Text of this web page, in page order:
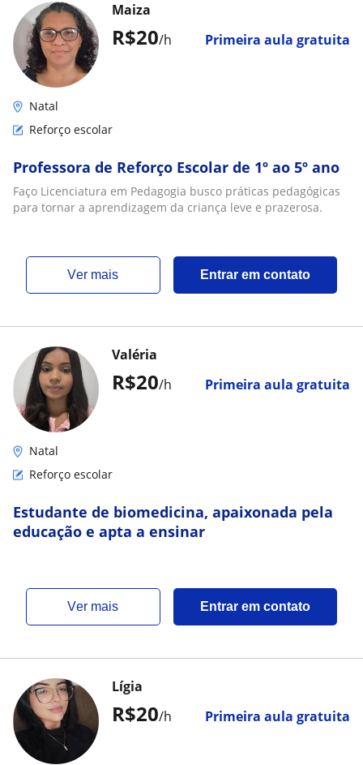
R$20/h Primeira aula gratuita
Maiza
Natal
Reforço escolar
Professora de Reforço Escolar de 1º ao 5º ano
Faço Licenciatura em Pedagogia busco práticas pedagógicas
para tornar a aprendizagem da criança leve e prazerosa.
ver mais Entrar em contato
R$20/h Primeira aula gratuita
Valéria
Natal
Reforço escolar
Estudante de biomedicina, apaixonada pela
educação e apta a ensinar
ver mais Entrar em contato
R$20/h Primeira aula gratuita
Lígia